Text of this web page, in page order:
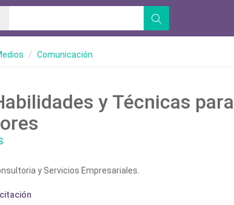
Comunicación
y Técnicas para
y Servicios Empresariales.